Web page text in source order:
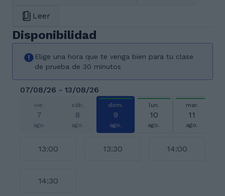
Leer
Disponibilidad
Elige una hora que te venga bien para tu clase
de prueba de 30 minutos
07/08/26 - 13/08/26
vie.
7
ago.
sáb.
8
ago.
dom.
9
ago.
lun.
10
ago.
mar.
11
ago.
13:00 13:30 14:00
14:30